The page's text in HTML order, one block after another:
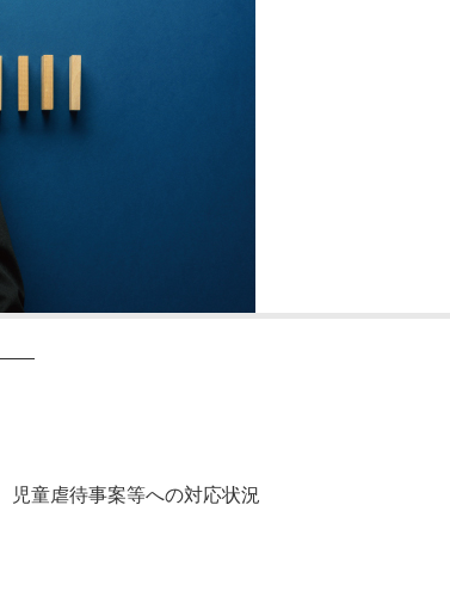
児童虐待事案等への対応状況